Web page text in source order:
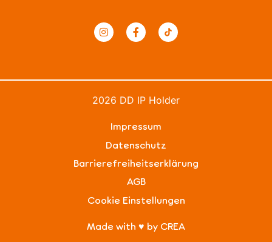
2026 DD IP Holder
Impressum
Datenschutz
Barrierefreiheitserklärung
AGB
Cookie Einstellungen
Made with ♥ by CREA